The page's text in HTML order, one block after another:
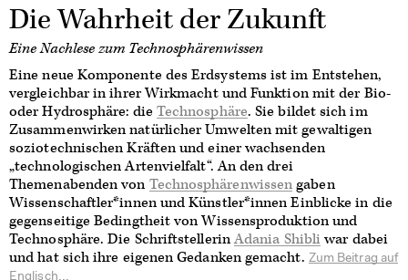
Die Wahrheit der Zukunft
Eine Nachlese zum Technosphärenwissen
Eine neue Komponente des Erdsystems ist im Entstehen,
vergleichbar in ihrer Wirkmacht und Funktion mit der Bio-
oder Hydrosphäre: die Technosphäre. Sie bildet sich im
Zusammenwirken natürlicher Umwelten mit gewaltigen
soziotechnischen Kräften und einer wachsenden
„technologischen Artenvielfalt“. An den drei
Themenabenden von Technosphärenwissengaben
Wissenschaftler*innen und Künstler*innen Einblicke in die
gegenseitige Bedingtheit von Wissensproduktion und
Technosphäre. Die SchriftstellerinAdania Shibliwar dabei
und hat sich ihre eigenen Gedanken gemacht. Zum Beitrag auf
Englisch...